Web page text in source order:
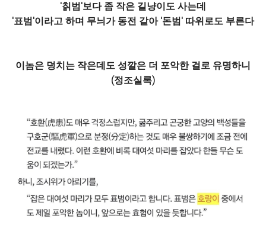
'칡범'보다 좀 작은 길냥이도 사는데
'표범'이라고 하며 무늬가 동전 같아 '돈범' 따위로도 부른다
이놈은 덩치는 작은데도 성깔은 더 포악한 걸로 유명하니
(정조실록)